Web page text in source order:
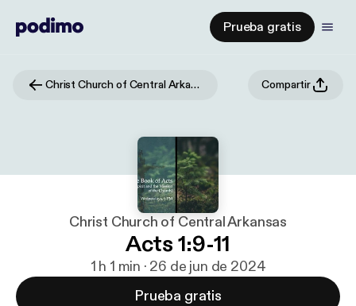
Prueba gratis
Christ Church of Central Arkansas Compartir
Christ Church of Central Arkansas
Acts 1:9-11
1 h 1 min · 26 de jun de 2024
Prueba gratis